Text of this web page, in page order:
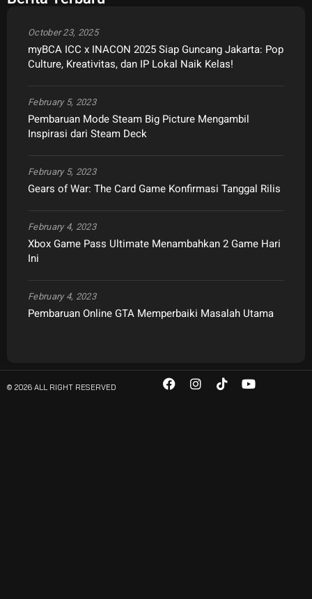
myBCA ICC x INACON 2025 Siap Guncang Jakarta: Pop
Culture, Kreativitas, dan IP Lokal Naik Kelas!
October 23, 2025
Pembaruan Mode Steam Big Picture Mengambil
Inspirasi dari Steam Deck
February 5, 2023
Gears of War: The Card Game Konfirmasi Tanggal Rilis
February 5, 2023
Xbox Game Pass Ultimate Menambahkan 2 Game Hari
Ini
February 4, 2023
Pembaruan Online GTA Memperbaiki Masalah Utama
February 4, 2023
© 2026 ALL RIGHT RESERVED